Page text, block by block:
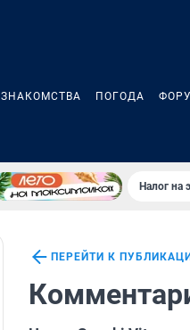
ЗНАКОМСТВА ПОГОДА
Налог на
ПЕРЕЙТИ К